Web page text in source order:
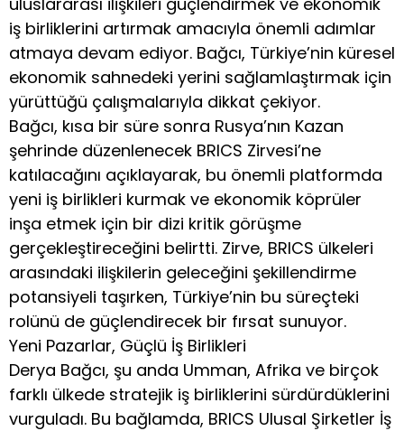
iş birliklerini artırmak amacıyla önemli adımlar
atmaya devam ediyor. Bağcı, Türkiye’nin küresel
ekonomik sahnedeki yerini sağlamlaştırmak için
yürüttüğü çalışmalarıyla dikkat çekiyor.
Bağcı, kısa bir süre sonra Rusya’nın Kazan
şehrinde düzenlenecek BRICS Zirvesi’ne
katılacağını açıklayarak, bu önemli platformda
yeni iş birlikleri kurmak ve ekonomik köprüler
inşa etmek için bir dizi kritik görüşme
gerçekleştireceğini belirtti. Zirve, BRICS ülkeleri
arasındaki ilişkilerin geleceğini şekillendirme
potansiyeli taşırken, Türkiye’nin bu süreçteki
rolünü de güçlendirecek bir fırsat sunuyor.
Yeni Pazarlar, Güçlü İş Birlikleri
Derya Bağcı, şu anda Umman, Afrika ve birçok
farklı ülkede stratejik iş birliklerini sürdürdüklerini
vurguladı. Bu bağlamda, BRICS Ulusal Şirketler İş